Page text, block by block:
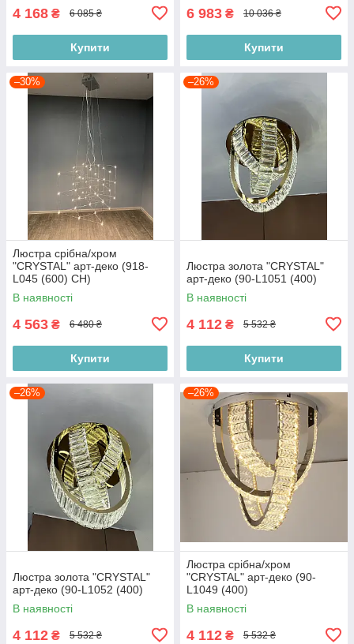
4 168 ₴ 6 085 ₴
Купити
6 983 ₴ 10 036 ₴
Купити
–30%
Люстра срібна/хром
"CRYSTAL" арт-деко (918-
L045 (600) CH)
В наявності
4 563 ₴ 6 480 ₴
Купити
–26%
Люстра золота "CRYSTAL"
арт-деко (90-L1051 (400)
В наявності
4 112 ₴ 5 532 ₴
Купити
–26%
Люстра золота "CRYSTAL"
арт-деко (90-L1052 (400)
В наявності
4 112 ₴ 5 532 ₴
–26%
Люстра срібна/хром
"CRYSTAL" арт-деко (90-
L1049 (400)
В наявності
4 112 ₴ 5 532 ₴